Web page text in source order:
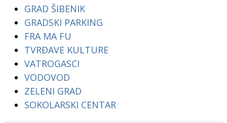
GRAD ŠIBENIK
GRADSKI PARKING
FRA MA FU
TVRĐAVE KULTURE
VATROGASCI
VODOVOD
ZELENI GRAD
SOKOLARSKI CENTAR